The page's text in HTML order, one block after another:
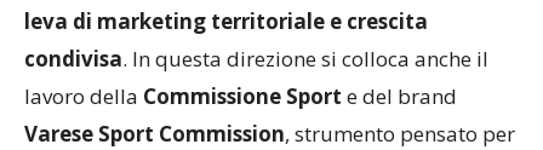
leva di marketing territoriale e crescita
condivisa. In questa direzione si colloca anche il
lavoro della Commissione Sport e del brand
Varese Sport Commission, strumento pensato per